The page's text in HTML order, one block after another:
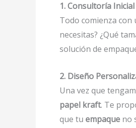
1. Consultoría
Todo comienza con
necesitas? ¿Qué
solución de
2. Diseño
Una vez que
papel kraft. Te
que tu empaque no